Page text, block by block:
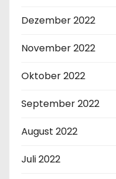
Dezember 2022
November 2022
Oktober 2022
September 2022
August 2022
Juli 2022